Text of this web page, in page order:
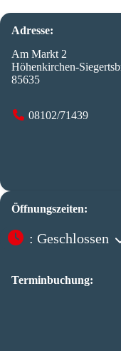
Adresse:
Am Markt 2
Höhenkirchen-
85635
08102/71439
Öffnungszeiten:
: Geschlossen
Terminbuchung: